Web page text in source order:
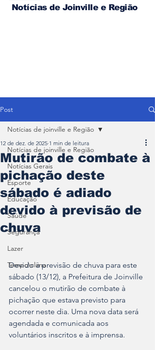
Notícias de Joinville e Região
Post
Notícias de joinville e Região
Notícias Gerais
Esporte
Educação
Saúde
Segurança
Lazer
Tempo\clima
Notícias de joinville e Região
Mutirão de combate à
pichação deste
sábado é adiado
devido à previsão de
chuva
12 de dez. de 2025 1 min de leitura
Devido à previsão de chuva para este
sábado (13/12), a Prefeitura de Joinville
cancelou o mutirão de combate à
pichação que estava previsto para
ocorrer neste dia. Uma nova data será
agendada e comunicada aos
voluntários inscritos e à imprensa.